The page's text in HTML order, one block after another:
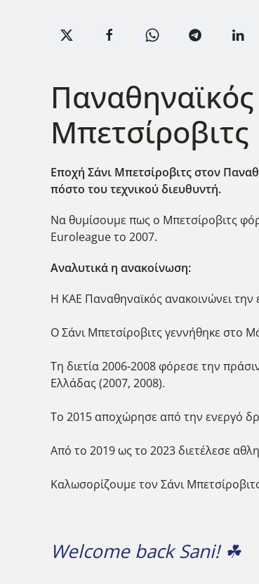
Μπετσίροβιτς
Εποχή Σάνι Μπετσίροβιτς στον
πόστο του τεχνικού διευθυντή.
Να θυμίσουμε πως ο Μπετσίροβιτς
Euroleague το 2007.
Αναλυτικά η ανακοίνωση:
Η ΚΑΕ Παναθηναϊκός ανακοινώνει
Ο Σάνι Μπετσίροβιτς γεννήθηκε στο
Τη διετία 2006-2008 φόρεσε την
Ελλάδας (2007, 2008).
Το 2015 αποχώρησε από την ενεργό
Από το 2019 ως το 2023 διετέλεσε
Καλωσορίζουμε τον Σάνι
Welcome back Sani! ☘